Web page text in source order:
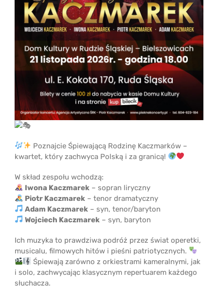
Poznajcie Śpiewającą Rodzinę Kaczmarków –
kwartet, który zachwyca Polską i za granicą!
W skład zespołu wchodzą:
Iwona Kaczmarek – sopran liryczny
Piotr Kaczmarek – tenor dramatyczny
Adam Kaczmarek – syn, tenor/baryton
Wojciech Kaczmarek – syn, baryton
Ich muzyka to prawdziwa podróż przez świat operetki,
musicalu, filmowych hitów i pieśni patriotycznych.
Śpiewają zarówno z orkiestrami kameralnymi, jak
i solo, zachwycając klasycznym repertuarem każdego
słuchacza.